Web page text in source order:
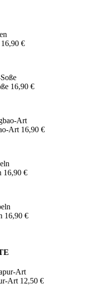
16,90 €
16,90 €
Art 16,90 €
16,90 €
16,90 €
Art 12,50 €